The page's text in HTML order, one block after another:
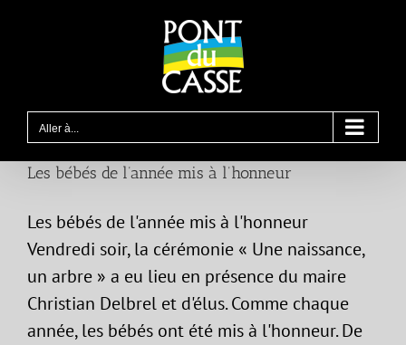
Aller à...
Les bébés de l’année mis à l’honneur
Les bébés de l'année mis à l'honneur
Vendredi soir, la cérémonie « Une naissance,
un arbre » a eu lieu en présence du maire
Christian Delbrel et d'élus. Comme chaque
année, les bébés ont été mis à l'honneur. De